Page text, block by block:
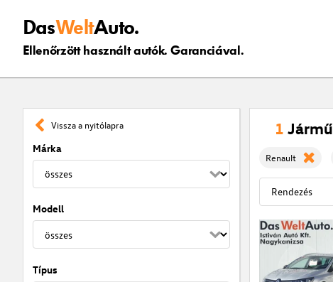
DasWeltAuto.
Ellenőrzött használt autók. Garanciával.
Vissza a nyitólapra
Márka
Modell
Típus
1 Jármű
Renault